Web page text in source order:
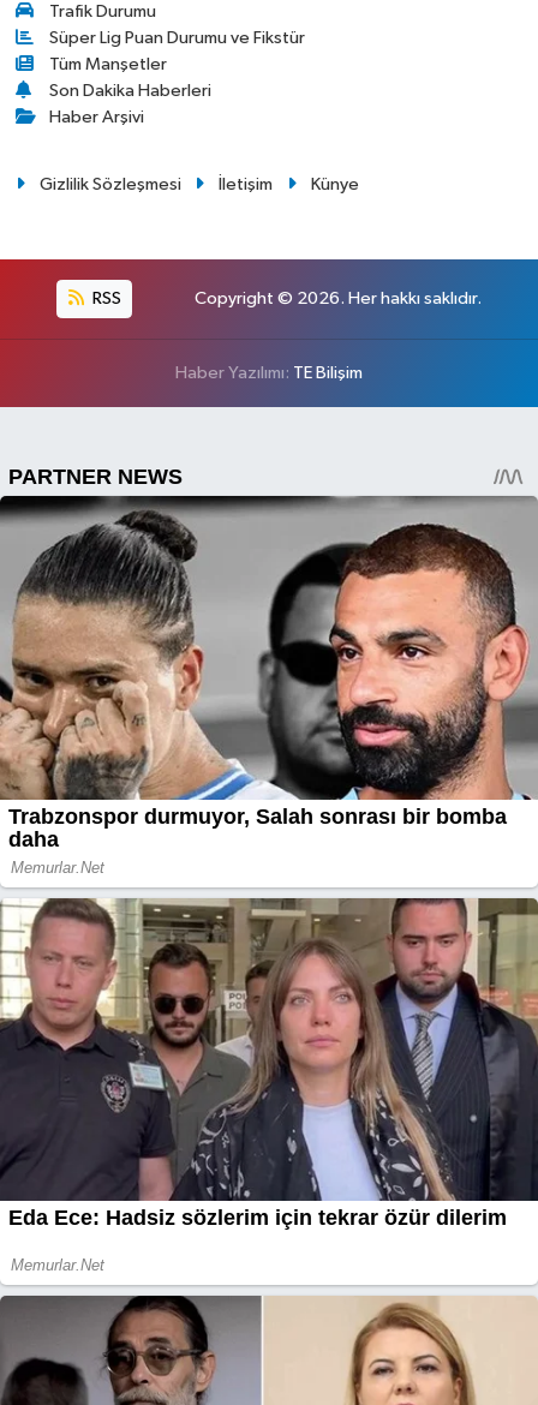
Trafik Durumu
Süper Lig Puan Durumu ve Fikstür
Tüm Manşetler
Son Dakika Haberleri
Haber Arşivi
Gizlilik Sözleşmesi İletişim Künye
RSS Copyright © 2026. Her hakkı saklıdır.
Haber Yazılımı: TE Bilişim